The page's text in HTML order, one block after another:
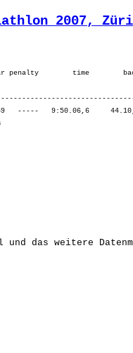
Triathlon 2007,
penalty        time
-----   9:50.06,6
und das weitere